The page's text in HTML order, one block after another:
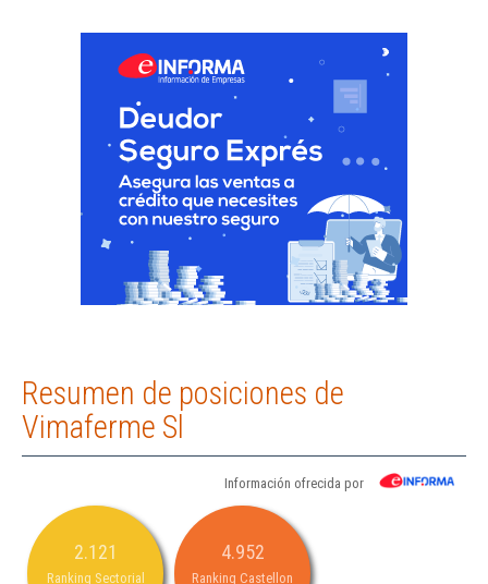
Resumen de posiciones de
Vimaferme Sl
Información ofrecida por
2.121
Ranking Sectorial
4.952
Ranking Castellon